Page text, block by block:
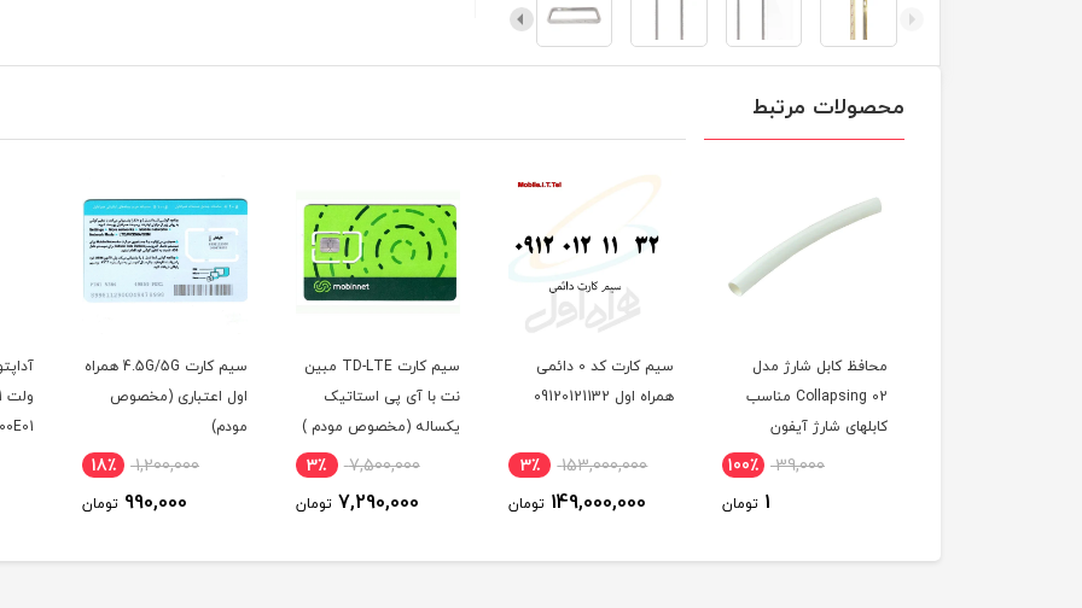
محصولات مرتبط
سیم کارت کد 0 دائمی
همراه اول 09120121132
153,000,000 3٪
149,000,000 تومان
سیم کارت TD-LTE مبین
نت با آی پی استاتیک
7,500,000 3٪
7,290,000 تومان
سیم کارت 4.5G/5G همراه
اول اعتباری (مخصوص
مودم)
1,200,000 18٪
990,000 تومان
آداپتور مودم هوآوی 12
ولت 1 آمپر مدل HW-
120100E01
690,000 7٪
645,000 تومان